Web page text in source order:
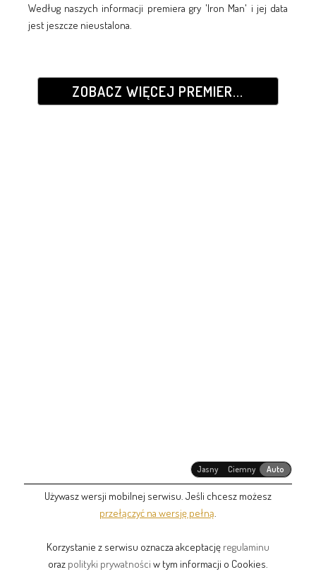
Według naszych informacji premiera gry 'Iron Man' i jej data
jest jeszcze nieustalona.
ZOBACZ WIĘCEJ PREMIER...
Jasny Ciemny Auto
Używasz wersji mobilnej serwisu. Jeśli chcesz możesz
przełączyć na wersję pełną
Korzystanie z serwisu oznacza akceptację regulaminu
oraz polityki prywatności w tym informacji o Cookies.